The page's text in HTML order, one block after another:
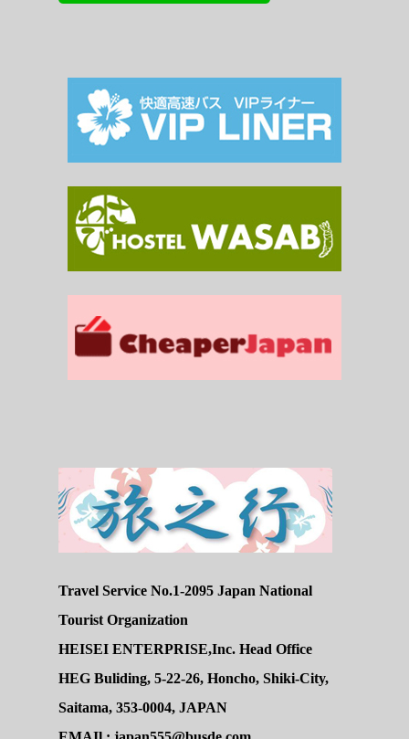
Travel Service No.1-2095 Japan National
Tourist Organization
HEISEI ENTERPRISE,Inc. Head Office
HEG Buliding, 5-22-26, Honcho, Shiki-City,
Saitama, 353-0004, JAPAN